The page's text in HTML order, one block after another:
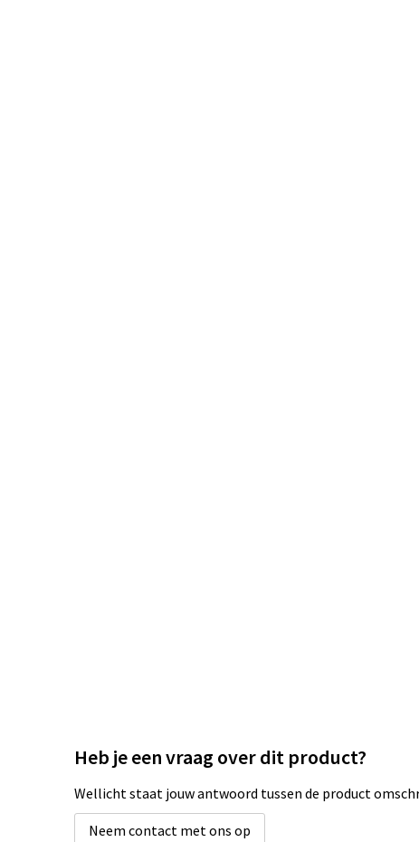
Heb je een vraag over dit product?
Wellicht staat jouw antwoord tussen de product
Neem contact met ons op